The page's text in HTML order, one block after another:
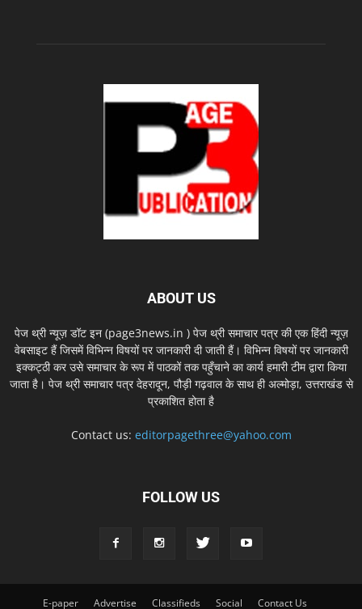
ABOUT US
पेज थ्री न्यूज़ डॉट इन (page3news.in ) पेज थ्री समाचार पत्र की एक हिंदी न्यूज़
वेबसाइट हैं जिसमें विभिन्न विषयों पर जानकारी दी जाती हैं। विभिन्न विषयों पर जानकारी
इक्कट्ठी कर उसे समाचार के रूप में पाठकों तक पहुँचाने का कार्य हमारी टीम द्वारा किया
जाता है। पेज थ्री समाचार पत्र देहरादून, पौड़ी गढ़वाल के साथ ही अल्मोड़ा, उत्तराखंड से
प्रकाशित होता है
Contact us: editorpagethree@yahoo.com
FOLLOW US
E-paper Advertise Classifieds Social Contact Us